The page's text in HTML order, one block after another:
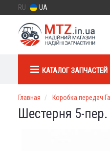
RU UA
КАТАЛОГ ЗАПЧАСТЕЙ
Главная Коробка передач
Шестерня 5-